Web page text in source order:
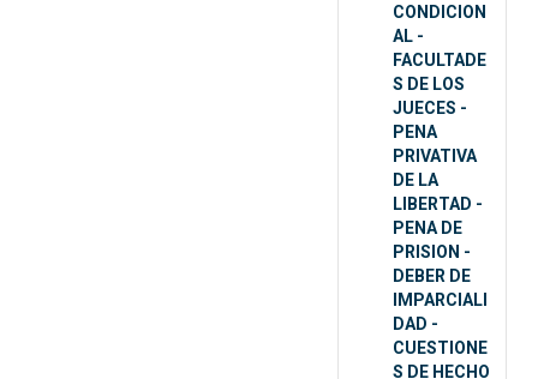
CONDICION
AL -
FACULTADE
S DE LOS
JUECES -
PENA
PRIVATIVA
DE LA
LIBERTAD -
PENA DE
PRISION -
DEBER DE
IMPARCIALI
DAD -
CUESTIONE
S DE HECHO